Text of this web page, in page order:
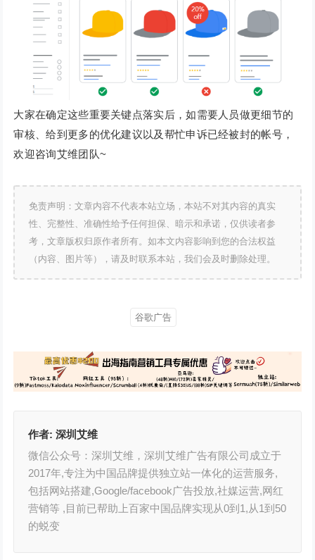
大家在确定这些重要关键点落实后，如需要人员做更细节的
审核、给到更多的优化建议以及帮忙申诉已经被封的帐号，
欢迎咨询艾维团队~
免责声明：文章内容不代表本站立场，本站不对其内容的真实
性、完整性、准确性给予任何担保、暗示和承诺，仅供读者参
考，文章版权归原作者所有。如本文内容影响到您的合法权益
（内容、图片等），请及时联系本站，我们会及时删除处理。
谷歌广告
作者:深圳艾维
微信公众号：深圳艾维，深圳艾维广告有限公司成立于
2017年,专注为中国品牌提供独立站一体化的运营服务,
包括网站搭建,Google/facebook广告投放,社媒运营,网红
营销等 ,目前已帮助上百家中国品牌实现从0到1,从1到50
的蜕变